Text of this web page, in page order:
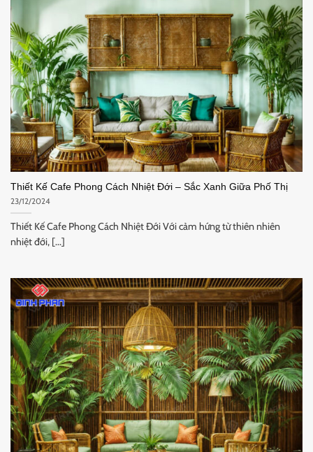
Thiết Kế Cafe Phong Cách Nhiệt Đới – Sắc Xanh Giữa Phố Thị
23/12/2024
Thiết Kế Cafe Phong Cách Nhiệt Đới Với cảm hứng từ thiên nhiên
nhiệt đới, [...]